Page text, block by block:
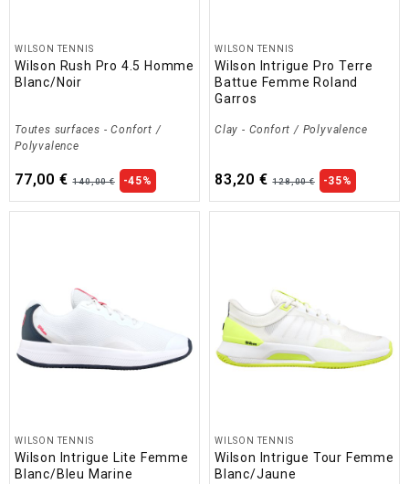
WILSON TENNIS
Wilson Rush Pro 4.5 Homme
Blanc/Noir
Toutes surfaces -Confort /
Polyvalence
77,00 € 140,00 € -45%
WILSON TENNIS
Wilson Intrigue Pro Terre
Battue Femme Roland
Garros
Clay - Confort / Polyvalence
83,20 € 128,00 € -35%
WILSON TENNIS
Wilson Intrigue Lite Femme
Blanc/Bleu Marine
WILSON TENNIS
Wilson Intrigue Tour Femme
Blanc/Jaune